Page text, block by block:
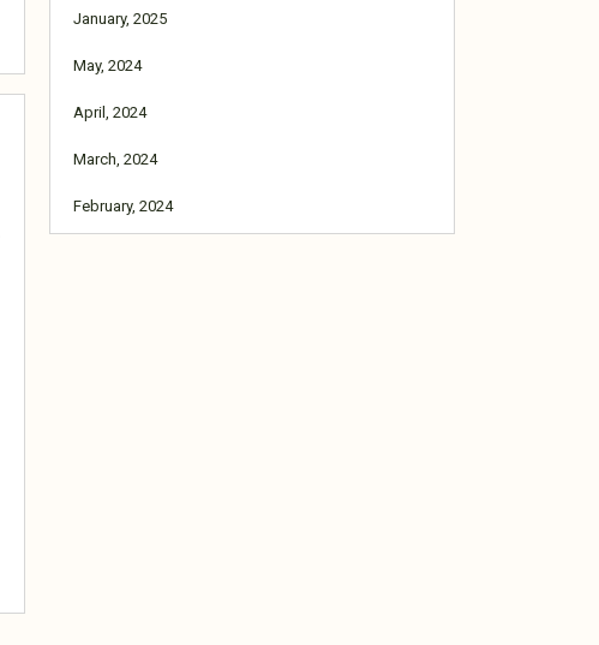
January, 2025
May, 2024
April, 2024
March, 2024
February, 2024